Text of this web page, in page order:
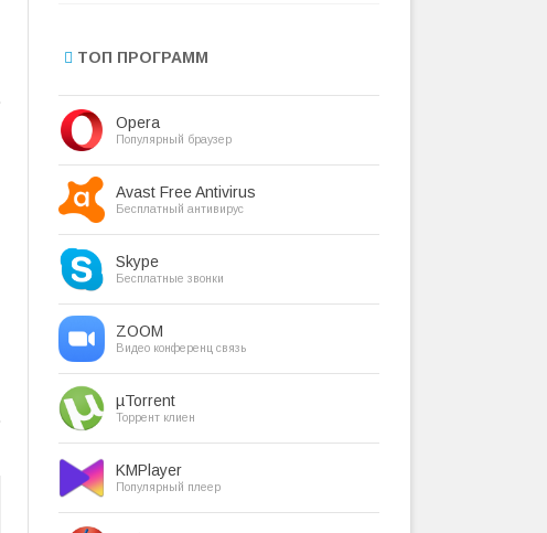
ТОП ПРОГРАММ
Opera
Популярный браузер
Avast Free Antivirus
Бесплатный антивирус
Skype
Бесплатные звонки
ZOOM
Видео конференц связь
µTorrent
Торрент клиен
KMPlayer
Популярный плеер